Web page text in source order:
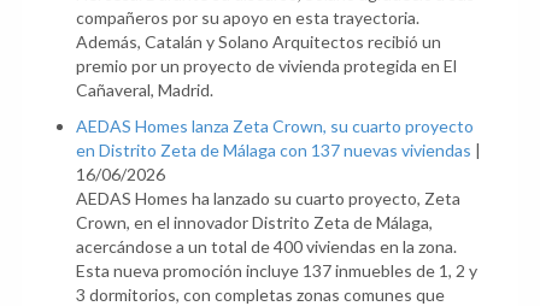
compañeros por su apoyo en esta trayectoria.
Además, Catalán y Solano Arquitectos recibió un
premio por un proyecto de vivienda protegida en El
Cañaveral, Madrid.
AEDAS Homes lanza Zeta Crown, su cuarto proyecto
en Distrito Zeta de Málaga con 137 nuevas viviendas |
16/06/2026
AEDAS Homes ha lanzado su cuarto proyecto, Zeta
Crown, en el innovador Distrito Zeta de Málaga,
acercándose a un total de 400 viviendas en la zona.
Esta nueva promoción incluye 137 inmuebles de 1, 2 y
3 dormitorios, con completas zonas comunes que